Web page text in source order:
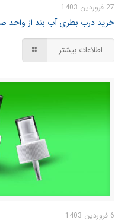
27 فروردین 1403
خرید درب بطری آب بند از واحد
اطلاعات بیشتر
6 فروردین 1403